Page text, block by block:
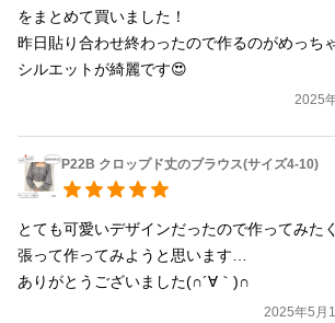
ます。よくご確認ください。 【ダウンロード
PDF file (A4 or A3)をZIP圧縮でお渡し致しま
紙を修正、補足などする場合がございます。
更された場合でもダウンロードすることがで
データはご自身のコンピューターにて保管し
【注意点】 ・データ販売ですので、返品・キ
ん。 ・製作の際の疑問点はyoutubeのコメン
ます。 （他の方とも共有できるので助かりま
イトのチャットでご連絡ください。 【商用利
S.Ipatternの型紙を使って作ったお洋服の販
をまとめて買いました！
昨日貼り合わせ終わったので作るのがめっち
シルエットが綺麗です😍
2025
P22B クロップド丈のブラウス(サイズ4-10)
とても可愛いデザインだったので作ってみた
張って作ってみようと思います…
2025年5月